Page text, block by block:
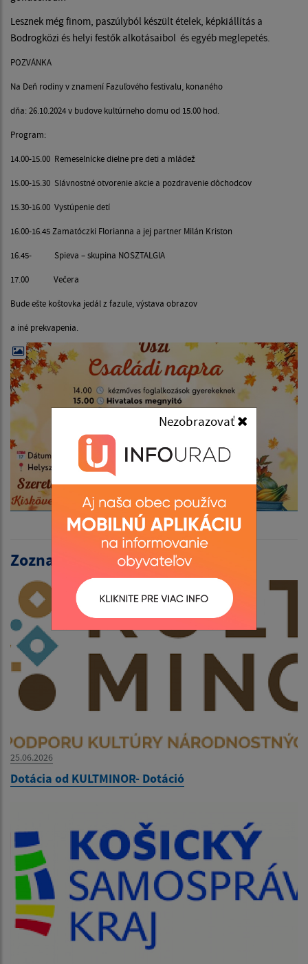
Nezobrazovať
Lesznek még finom, paszúlyból készült ételek, képkiállítás a
Bodrogközi és helyi festők alkotásaibol és egyéb meglepetés.
POZVÁNKA
Na Deň rodiny v znamení Fazuľového festivalu, konaného
dňa: 26.10.2024 v budove kultúrneho domu od 15.00 hod.
Program:
14.00-15.00 Remeselnícke dielne pre deti a mládež
15.00-15.30 Slávnostné otvorenie akcie a pozdravenie dôchodcov
15.30-16.00 Vystúpenie detí
16.00-16.45 Zamatóczki Florianna a jej partner Milán Kriston
16.45- Spieva – skupina NOSZTALGIA
17.00 Večera
Bude ešte koštovka jedál z fazule, výstava obrazov
a iné prekvapenia.
Zoznam aktualít:
25.06.2026
Dotácia od KULTMINOR- Dotáció